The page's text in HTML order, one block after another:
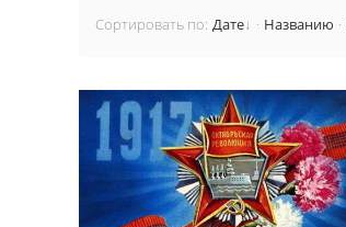
Сортировать по: Дате · Названию ·